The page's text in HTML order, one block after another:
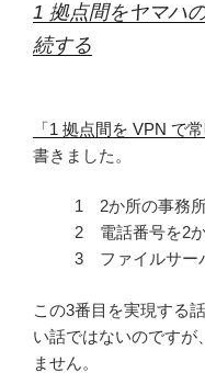
1 拠点間をヤマハ
続する
「1 拠点間を VPN で
書きました。
2か所の事務
電話番号を2
ファイルサー
この3番目を実現する
い話ではないのですが
ません。